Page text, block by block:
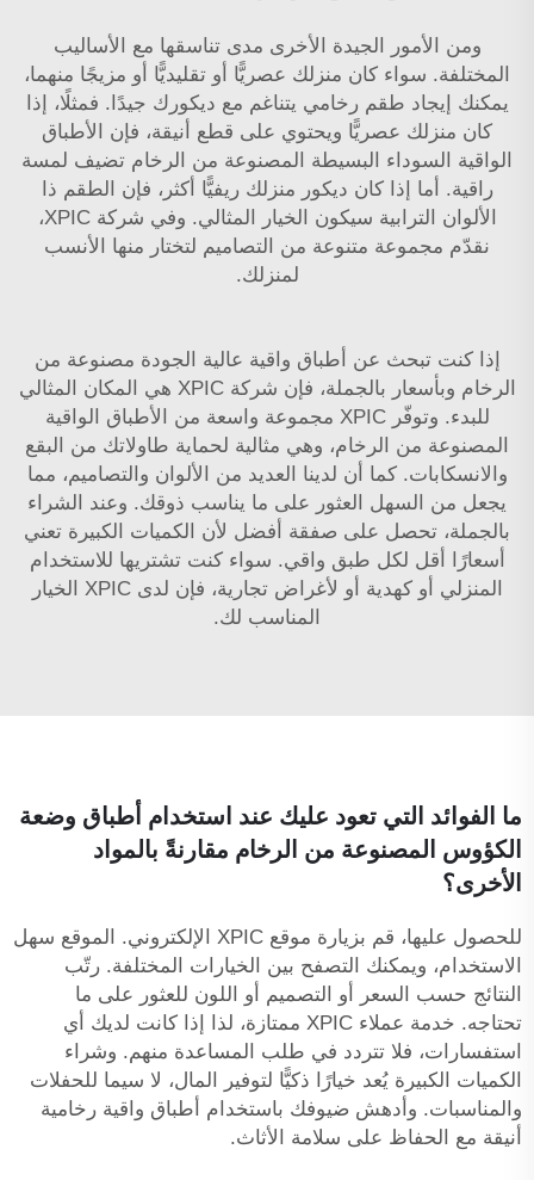
ومن الأمور الجيدة الأخرى مدى تناسقها مع الأساليب
المختلفة. سواء كان منزلك عصريًّا أو تقليديًّا أو مزيجًا منهما،
يمكنك إيجاد طقم رخامي يتناغم مع ديكورك جيدًا. فمثلًا، إذا
كان منزلك عصريًّا ويحتوي على قطع أنيقة، فإن الأطباق
الواقية السوداء البسيطة المصنوعة من الرخام تضيف لمسة
راقية. أما إذا كان ديكور منزلك ريفيًّا أكثر، فإن الطقم ذا
الألوان الترابية سيكون الخيار المثالي. وفي شركة XPIC،
نقدّم مجموعة متنوعة من التصاميم لتختار منها الأنسب
لمنزلك.
إذا كنت تبحث عن أطباق واقية عالية الجودة مصنوعة من
الرخام وبأسعار بالجملة، فإن شركة XPIC هي المكان المثالي
للبدء. وتوفّر XPIC مجموعة واسعة من الأطباق الواقية
المصنوعة من الرخام، وهي مثالية لحماية طاولاتك من البقع
والانسكابات. كما أن لدينا العديد من الألوان والتصاميم، مما
يجعل من السهل العثور على ما يناسب ذوقك. وعند الشراء
بالجملة، تحصل على صفقة أفضل لأن الكميات الكبيرة تعني
أسعارًا أقل لكل طبق واقي. سواء كنت تشتريها للاستخدام
المنزلي أو كهدية أو لأغراض تجارية، فإن لدى XPIC الخيار
المناسب لك.
ما الفوائد التي تعود عليك عند استخدام أطباق وضعة
الكؤوس المصنوعة من الرخام مقارنةً بالمواد
الأخرى؟
للحصول عليها، قم بزيارة موقع XPIC الإلكتروني. الموقع سهل
الاستخدام، ويمكنك التصفح بين الخيارات المختلفة. رتّب
النتائج حسب السعر أو التصميم أو اللون للعثور على ما
تحتاجه. خدمة عملاء XPIC ممتازة، لذا إذا كانت لديك أي
استفسارات، فلا تتردد في طلب المساعدة منهم. وشراء
الكميات الكبيرة يُعد خيارًا ذكيًّا لتوفير المال، لا سيما للحفلات
والمناسبات. وأدهش ضيوفك باستخدام أطباق واقية رخامية
أنيقة مع الحفاظ على سلامة الأثاث.